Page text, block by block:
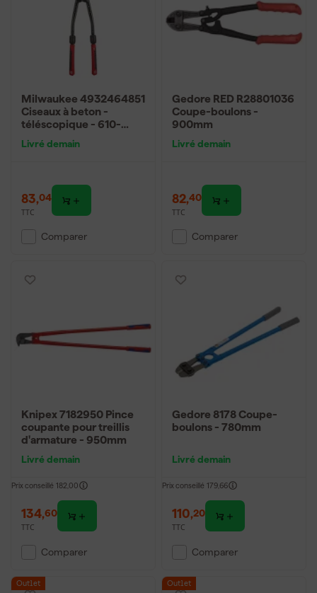
Milwaukee 4932464851
Ciseaux à beton -
téléscopique - 610-
Livré demain
83,04
TTC
Comparer
Gedore RED R28801036
Coupe-boulons -
900mm
Livré demain
82,40
TTC
Comparer
Knipex 7182950 Pince
coupante pour treillis
d'armature - 950mm
Livré demain
Prix conseillé 182,00
134,60
TTC
Comparer
Gedore 8178 Coupe-
boulons - 780mm
Livré demain
Prix conseillé 179,66
110,20
TTC
Comparer
Outlet Outlet